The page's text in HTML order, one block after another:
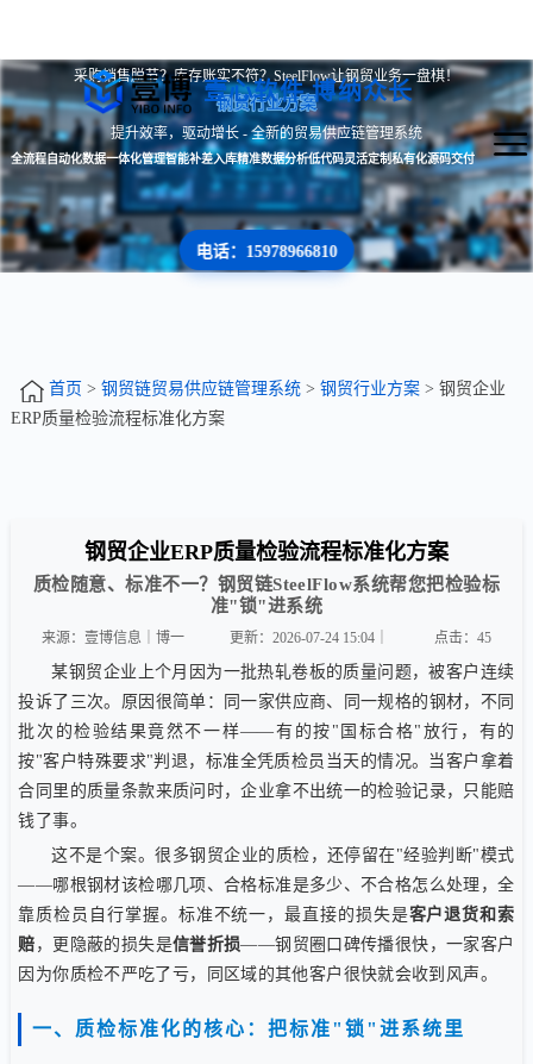
壹心软件 博纳众长
采购销售脱节？库存账实不符？SteelFlow让钢贸业务一盘棋！
钢贸行业方案
提升效率，驱动增长 - 全新的贸易供应链管理系统
全流程自动化数据一体化管理智能补差入库精准数据分析低代码灵活定制私有化源码交付
电话：15978966810
首页 > 钢贸链贸易供应链管理系统> 钢贸行业方案> 钢贸企业
ERP质量检验流程标准化方案
钢贸企业ERP质量检验流程标准化方案
质检随意、标准不一？钢贸链SteelFlow系统帮您把检验标
准"锁"进系统
来源：壹博信息｜博一 更新：2026-07-24 15:04｜ 点击：45
某钢贸企业上个月因为一批热轧卷板的质量问题，被客户连续
投诉了三次。原因很简单：同一家供应商、同一规格的钢材，不同
批次的检验结果竟然不一样——有的按"国标合格"放行，有的
按"客户特殊要求"判退，标准全凭质检员当天的情况。当客户拿着
合同里的质量条款来质问时，企业拿不出统一的检验记录，只能赔
钱了事。
这不是个案。很多钢贸企业的质检，还停留在"经验判断"模式
——哪根钢材该检哪几项、合格标准是多少、不合格怎么处理，全
靠质检员自行掌握。标准不统一，最直接的损失是客户退货和索
赔 ，更隐蔽的损失是信誉折损——钢贸圈口碑传播很快，一家客户
因为你质检不严吃了亏，同区域的其他客户很快就会收到风声。
一、质检标准化的核心：把标准"锁"进系统里